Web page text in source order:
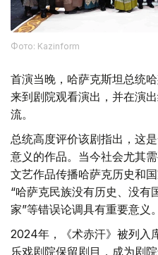
Фото: Kazinform
首演当晚，哈萨克斯坦总统
来到剧院观看演出，并在演
流。
总统高度评价该剧指出，这
意义的作品。当今社会尤其
文艺作品传播哈萨克历史和
“哈萨克民族没有历史、没有
家”等错误论调具有重要意义。
2024年，《术赤汗》被列入
乐戏剧院保留剧目，成为剧